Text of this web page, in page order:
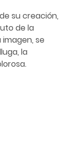
su creación,
de la
se
la